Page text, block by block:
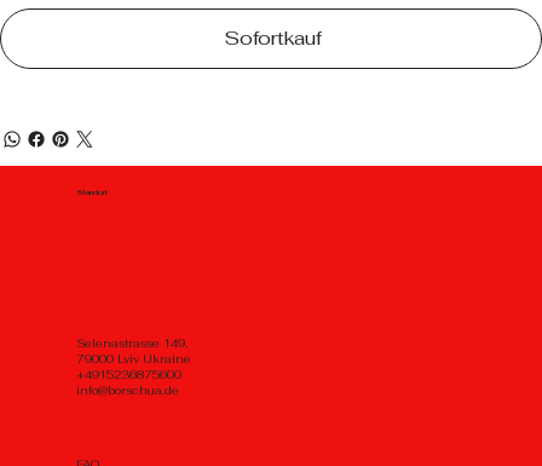
Sofortkauf
Standort
Selenastrasse 149,
79000 Lviv Ukraine
+4915236875600
info@borschua.de